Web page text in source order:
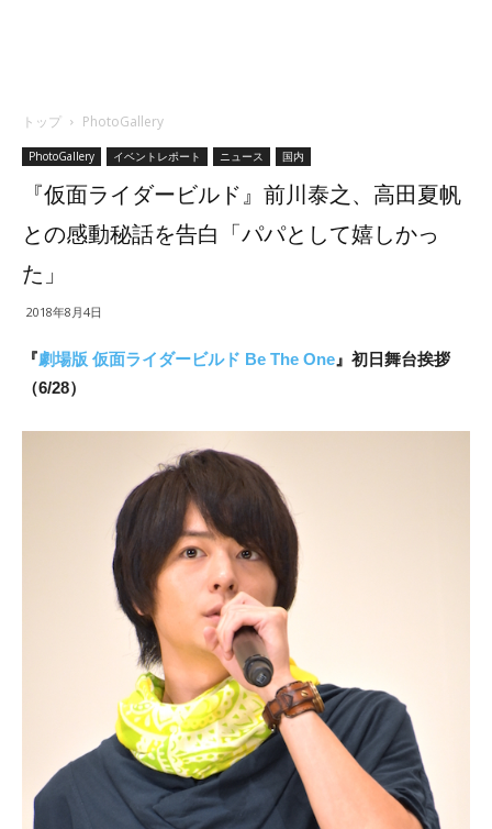
トップ PhotoGallery
PhotoGallery イベントレポート ニュース 国内
『仮面ライダービルド』前川泰之、高田夏帆
との感動秘話を告白「パパとして嬉しかっ
た」
2018年8月4日
『劇場版 仮面ライダービルド Be The One 』初日舞台挨拶
（6/28）